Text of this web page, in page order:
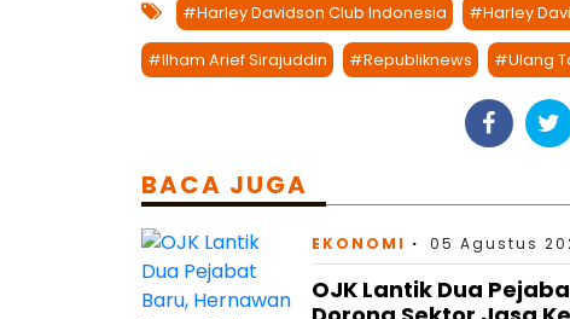
#Harley Davidson Club Indonesia #Harley
#Ilham Arief Sirajuddin #Republiknews #Ulang
BACA JUGA
EKONOMI 05 Agustus
OJK Lantik Dua